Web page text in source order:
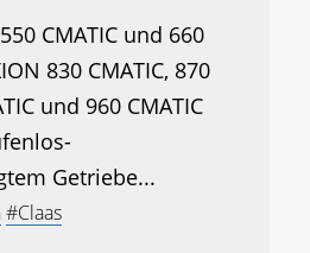
CMATIC und 660
830 CMATIC, 870
und 960 CMATIC
Getriebe...
#Claas